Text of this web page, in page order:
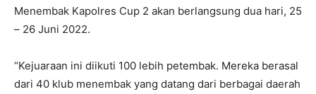
Menembak Kapolres Cup 2 akan berlangsung dua hari, 25
– 26 Juni 2022.
“Kejuaraan ini diikuti 100 lebih petembak. Mereka berasal
dari 40 klub menembak yang datang dari berbagai daerah